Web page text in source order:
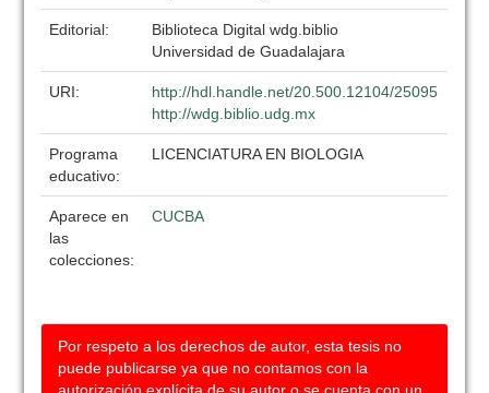
Editorial:
Biblioteca Digital wdg.biblio
Universidad de Guadalajara
URI:
http://hdl.handle.net/20.500.12104/25095
http://wdg.biblio.udg.mx
Programa
educativo:
LICENCIATURA EN BIOLOGIA
Aparece en
las
colecciones:
CUCBA
Por respeto a los derechos de autor, esta tesis no
puede publicarse ya que no contamos con la